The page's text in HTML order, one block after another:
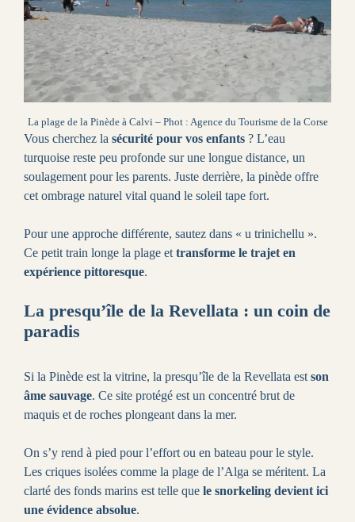
La plage de la Pinède à Calvi – Phot : Agence du Tourisme de la Corse
Vous cherchez la sécurité pour vos enfants ? L’eau
turquoise reste peu profonde sur une longue distance, un
soulagement pour les parents. Juste derrière, la pinède offre
cet ombrage naturel vital quand le soleil tape fort.
Pour une approche différente, sautez dans « u trinichellu ».
Ce petit train longe la plage et transforme le trajet en
expérience pittoresque.
La presqu’île de la Revellata : un coin de
paradis
Si la Pinède est la vitrine, la presqu’île de la Revellata est son
âme sauvage. Ce site protégé est un concentré brut de
maquis et de roches plongeant dans la mer.
On s’y rend à pied pour l’effort ou en bateau pour le style.
Les criques isolées comme la plage de l’Alga se méritent. La
clarté des fonds marins est telle que le snorkeling devient ici
une évidence absolue.